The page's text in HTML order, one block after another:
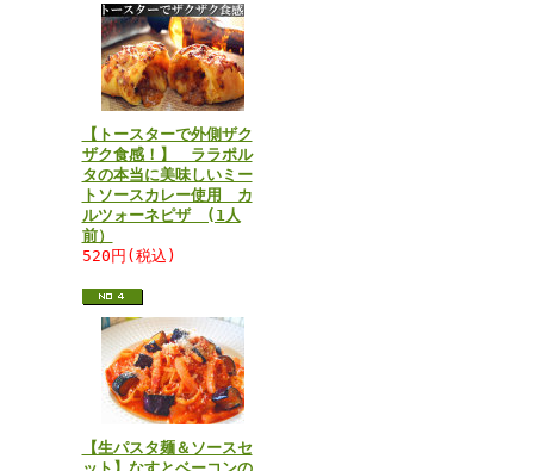
【トースターで外側ザク
ザク食感！】 ララポル
タの本当に美味しいミー
トソースカレー使用 カ
ルツォーネピザ (1人
前）
520円(税込)
【生パスタ麺＆ソースセ